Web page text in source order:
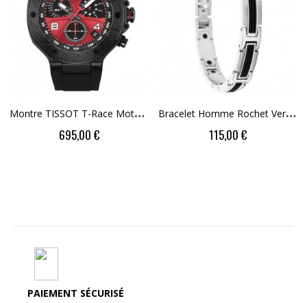
M
Ontre TISSOT T-Race MotoGP 2026 45mm...
Price
695,00 €
B
Racelet Homme Rochet Versus Bicolore En Acier...
Price
115,00 €
PAIEMENT SÉCURISÉ